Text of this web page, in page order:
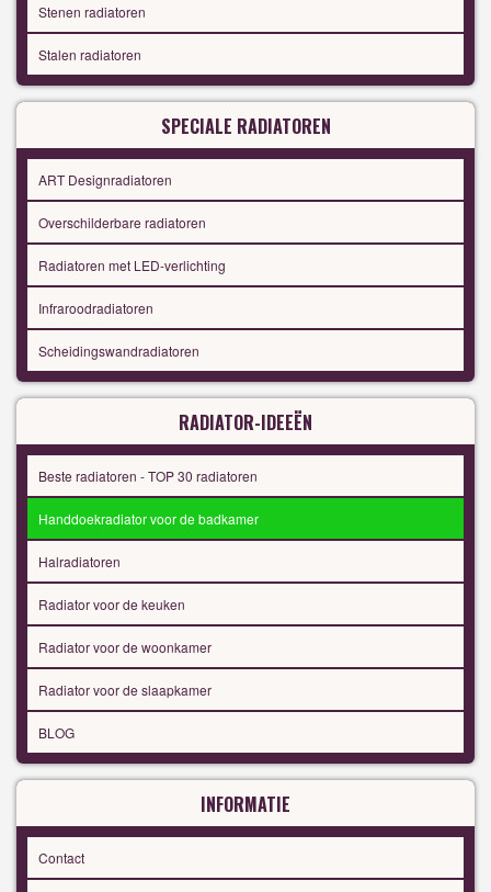
Stenen radiatoren
Stalen radiatoren
SPECIALE RADIATOREN
ART Designradiatoren
Overschilderbare radiatoren
Radiatoren met LED-verlichting
Infraroodradiatoren
Scheidingswandradiatoren
RADIATOR-IDEEËN
Beste radiatoren - TOP 30 radiatoren
Handdoekradiator voor de badkamer
Halradiatoren
Radiator voor de keuken
Radiator voor de woonkamer
Radiator voor de slaapkamer
BLOG
INFORMATIE
Contact